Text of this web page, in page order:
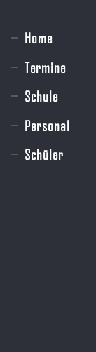
Home
Termine
Schule
Personal
Schüler